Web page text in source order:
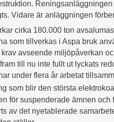
Vidare är anläggningen
cirka 180.000 ton
som tillverkas i Aspa bruk
avseende miljöpåverkan
till nu inte fullt ut lyckats
under flera år arbetat
som blir den största
för suspenderade ämnen
av det nyetablerade